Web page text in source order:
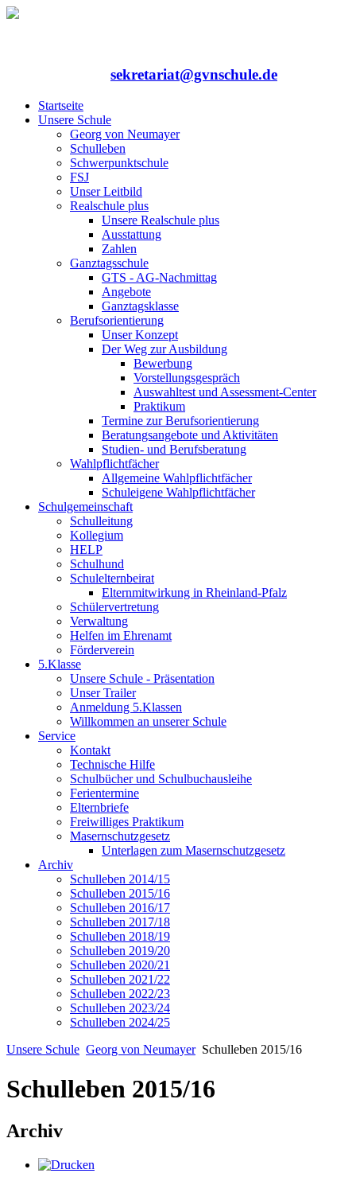
sekretariat@gvnschule.de
Startseite
Unsere Schule
Georg von Neumayer
Schulleben
Schwerpunktschule
FSJ
Unser Leitbild
Realschule plus
Unsere Realschule plus
Ausstattung
Zahlen
Ganztagsschule
GTS - AG-Nachmittag
Angebote
Ganztagsklasse
Berufsorientierung
Unser Konzept
Der Weg zur Ausbildung
Bewerbung
Vorstellungsgespräch
Auswahltest und Assessment-Center
Praktikum
Termine zur Berufsorientierung
Beratungsangebote und Aktivitäten
Studien- und Berufsberatung
Wahlpflichtfächer
Allgemeine Wahlpflichtfächer
Schuleigene Wahlpflichtfächer
Schulgemeinschaft
Schulleitung
Kollegium
HELP
Schulhund
Schulelternbeirat
Elternmitwirkung in Rheinland-Pfalz
Schülervertretung
Verwaltung
Helfen im Ehrenamt
Förderverein
5.Klasse
Unsere Schule - Präsentation
Unser Trailer
Anmeldung 5.Klassen
Willkommen an unserer Schule
Service
Kontakt
Technische Hilfe
Schulbücher und Schulbuchausleihe
Ferientermine
Elternbriefe
Freiwilliges Praktikum
Masernschutzgesetz
Unterlagen zum Masernschutzgesetz
Archiv
Schulleben 2014/15
Schulleben 2015/16
Schulleben 2016/17
Schulleben 2017/18
Schulleben 2018/19
Schulleben 2019/20
Schulleben 2020/21
Schulleben 2021/22
Schulleben 2022/23
Schulleben 2023/24
Schulleben 2024/25
Unsere Schule Georg von Neumayer Schulleben 2015/16
Schulleben 2015/16
Archiv